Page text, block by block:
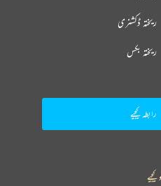
ریختہ ڈکشنری
ریختہ بکس
رابطہ کیجیے
کیجیے